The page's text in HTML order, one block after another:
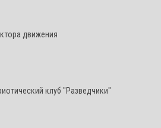
движения
клуб "Разведчики"